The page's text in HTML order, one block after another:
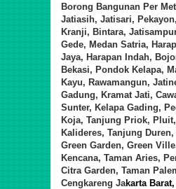
Borong Bangunan Per
Jatiasih, Jatisari,
Kranji, Bintara,
Gede, Medan Satria,
Jaya, Harapan Indah,
Bekasi, Pondok Kelapa,
Kayu, Rawamangun,
Gadung, Kramat Jati,
Sunter, Kelapa Gading,
Koja, Tanjung Priok,
Kalideres, Tanjung
Green Garden, Green
Kencana, Taman Aries,
Citra Garden, Taman
Cengkareng Jakarta